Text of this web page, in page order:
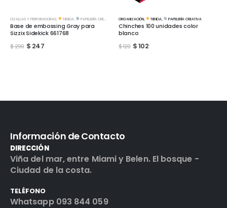
ORGANIZACIÓN, TIENDA, PAPELERÍA CREATIVA
Chinches 100 unidades color
blanco
$120 $102
ORGANIZACIÓN, TIENDA, PAPELERÍA CREATIVA
Chinches 100 unidades color
surtidos
$120 $102
Información de Contacto
DIRECCIÓN
Viña del mar, entre Miami y Belen. El bosque -
Ciudad de la costa.
TELÉFONO
Whatsapp 093 844 059